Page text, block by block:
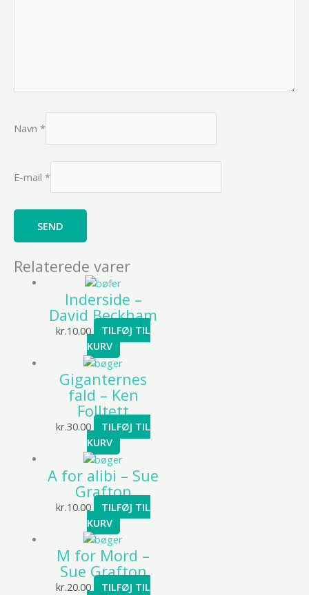
Navn *
E-mail *
Relaterede varer
Inderside –
David Beckham
kr.10.00
TILFØJ TIL
KURV
Giganternes
fald – Ken
Folltett
kr.30.00
TILFØJ TIL
KURV
A for alibi – Sue
Grafton
kr.10.00
TILFØJ TIL
KURV
M for Mord –
Sue Grafton
kr.20.00
TILFØJ TIL